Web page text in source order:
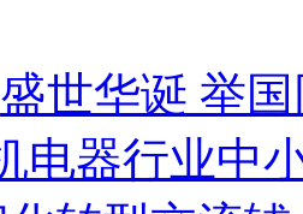
盛世华诞 举